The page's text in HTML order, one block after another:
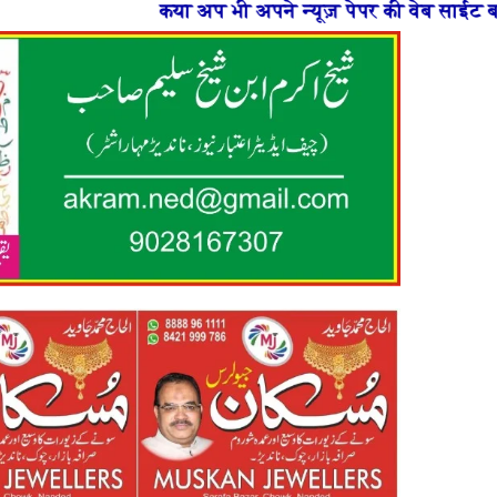
अपने न्यूज़ पेपर की वेब साईट बनाना चाहते है या फिर न्यूज़